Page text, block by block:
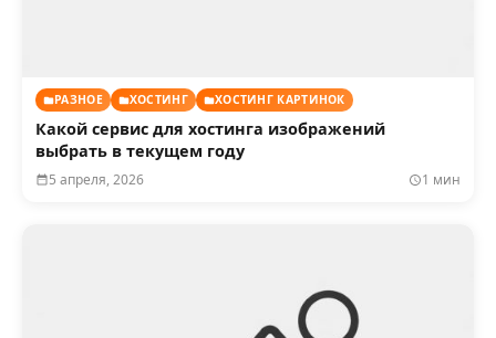
РАЗНОЕ ХОСТИНГ ХОСТИНГ КАРТИНОК
Какой сервис для хостинга изображений
выбрать в текущем году
5 апреля, 2026 1 мин